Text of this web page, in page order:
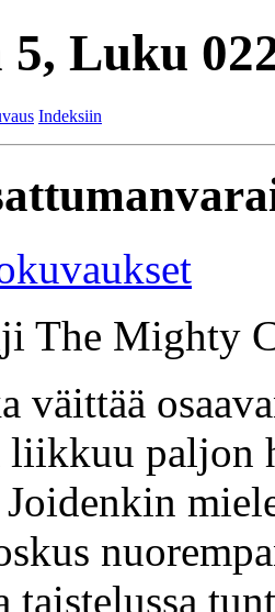
5, Luku
Indeksiin
The Mighty
väittää
liikkuu paljon
taistelussa